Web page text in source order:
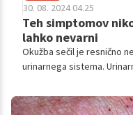
30. 08. 2024 04.25
Teh simptomov
lahko nevarni
Okužba sečil je resnično
urinarnega sistema.
spodnji urinarni trakt –